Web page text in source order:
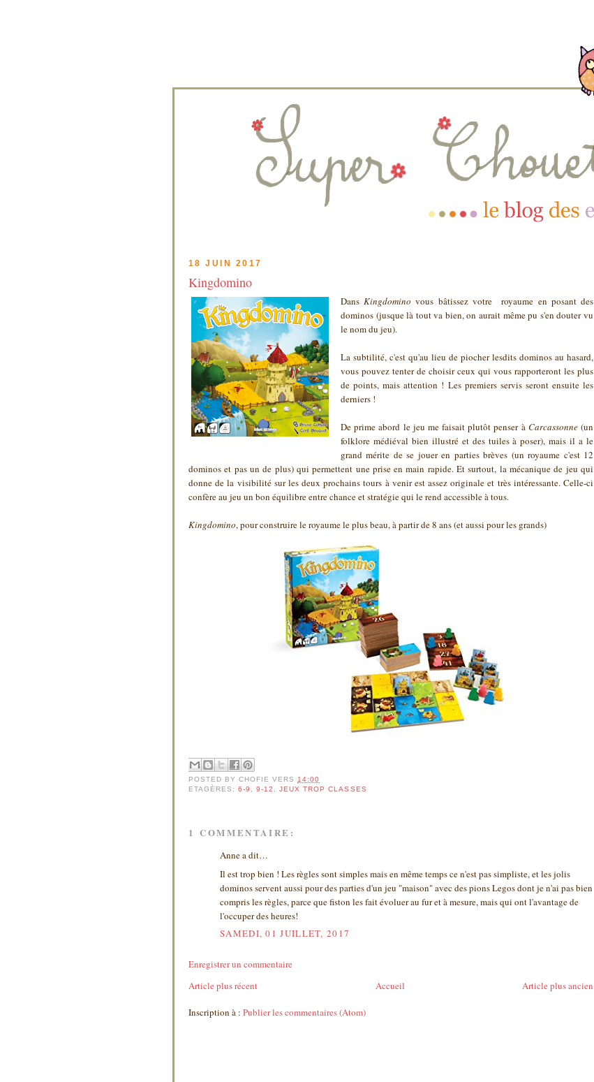
18 JUIN 2017
Kingdomino
DansKingdomino vous bâtissez votre royaume en posant des
dominos (jusque là tout va bien, on aurait même pu s'en douter vu
le nom du jeu).
La subtilité, c'est qu'au lieu de piocher lesdits dominos au hasard,
vous pouvez tenter de choisir ceux qui vous rapporteront les plus
de points, mais attention ! Les premiers servis seront ensuite les
derniers !
De prime abord le jeu me faisait plutôt penser à Carcassonne(un
folklore médiéval bien illustré et des tuiles à poser), mais il a le
grand mérite de se jouer en parties brèves (un royaume c'est 12
dominos et pas un de plus) qui permettent une prise en main rapide. Et surtout, la mécanique de jeu qui
donne de la visibilité sur les deux prochains tours à venir est assez originale et très intéressante. Celle-ci
confère au jeu un bon équilibre entre chance et stratégie qui le rend accessible à tous.
Kingdomino, pour construire le royaume le plus beau, à partir de 8 ans (et aussi pour les grands)
POSTED BYCHOFIE VERS 14:00
ETAGÈRES:6-9 ,9-12 ,JEUX TROP CLASSES
1 COMMENTAIRE:
Anne a dit…
Il est trop bien ! Les règles sont simples mais en même temps ce n'est pas simpliste, et les jolis
dominos servent aussi pour des parties d'un jeu "maison" avec des pions Legos dont je n'ai pas bien
compris les règles, parce que fiston les fait évoluer au fur et à mesure, mais qui ont l'avantage de
l'occuper des heures!
SAMEDI, 01 JUILLET, 2017
Enregistrer un commentaire
Article plus récent
Article plus ancien
Accueil
Inscription à : Publier les commentaires (Atom)